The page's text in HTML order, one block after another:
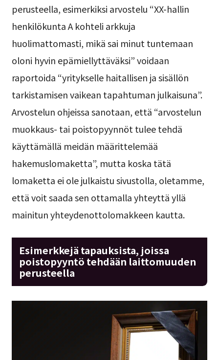
perusteella, esimerkiksi arvostelu “XX-hallin
henkilökunta A kohteli arkkuja
huolimattomasti, mikä sai minut tuntemaan
oloni hyvin epämiellyttäväksi” voidaan
raportoida “yritykselle haitallisen ja sisällön
tarkistamisen vaikean tapahtuman julkaisuna”.
Arvostelun ohjeissa sanotaan, että “arvostelun
muokkaus- tai poistopyynnöt tulee tehdä
käyttämällä meidän määrittelemää
hakemuslomaketta”, mutta koska tätä
lomaketta ei ole julkaistu sivustolla, oletamme,
että voit saada sen ottamalla yhteyttä yllä
mainitun yhteydenottolomakkeen kautta.
Esimerkkejä tapauksista, joissa
poistopyyntö tehdään laittomuuden
perusteella